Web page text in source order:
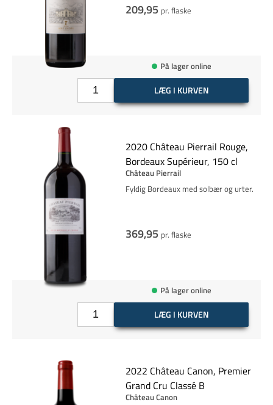
209,95 pr. flaske
På lager online
LÆG I KURVEN
2020 Château Pierrail Rouge,
Bordeaux Supérieur, 150 cl
Château Pierrail
Fyldig Bordeaux med solbær og urter.
369,95 pr. flaske
På lager online
LÆG I KURVEN
2022 Château Canon, Premier
Grand Cru Classé B
Château Canon